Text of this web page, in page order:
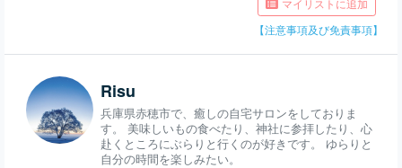
【注意事項及び免責事項】
Risu
兵庫県赤穂市で、癒しの自宅サロンをしておりま
す。 美味しいもの食べたり、神社に参拝したり、心
赴くところにぶらりと行くのが好きです。 ゆらりと
自分の時間を楽しみたい。